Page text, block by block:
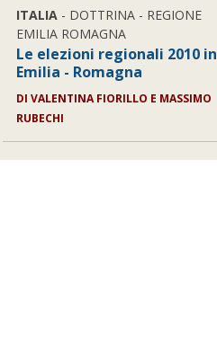
ITALIA - DOTTRINA - REGIONE
EMILIA ROMAGNA
Le elezioni regionali 2010 in
Emilia - Romagna
DI VALENTINA FIORILLO E MASSIMO
RUBECHI